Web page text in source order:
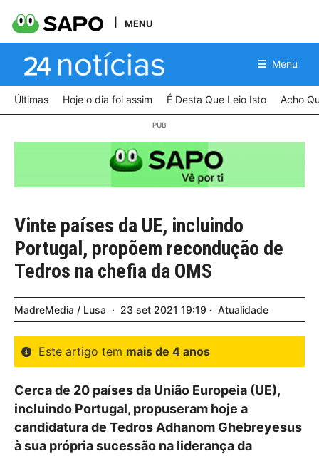
MENU
Menu
Últimas Hoje o dia foi assim É Desta Que Leio Isto Acho
Vinte países da UE, incluindo
Portugal, propõem recondução de
Tedros na chefia da OMS
MadreMedia / Lusa 23 set 2021 19:19 Atualidade
Este artigo tem mais de 4 anos
Cerca de 20 países da União Europeia (UE),
incluindo Portugal, propuseram hoje a
candidatura de Tedros Adhanom Ghebreyesus
à sua própria sucessão na liderança da